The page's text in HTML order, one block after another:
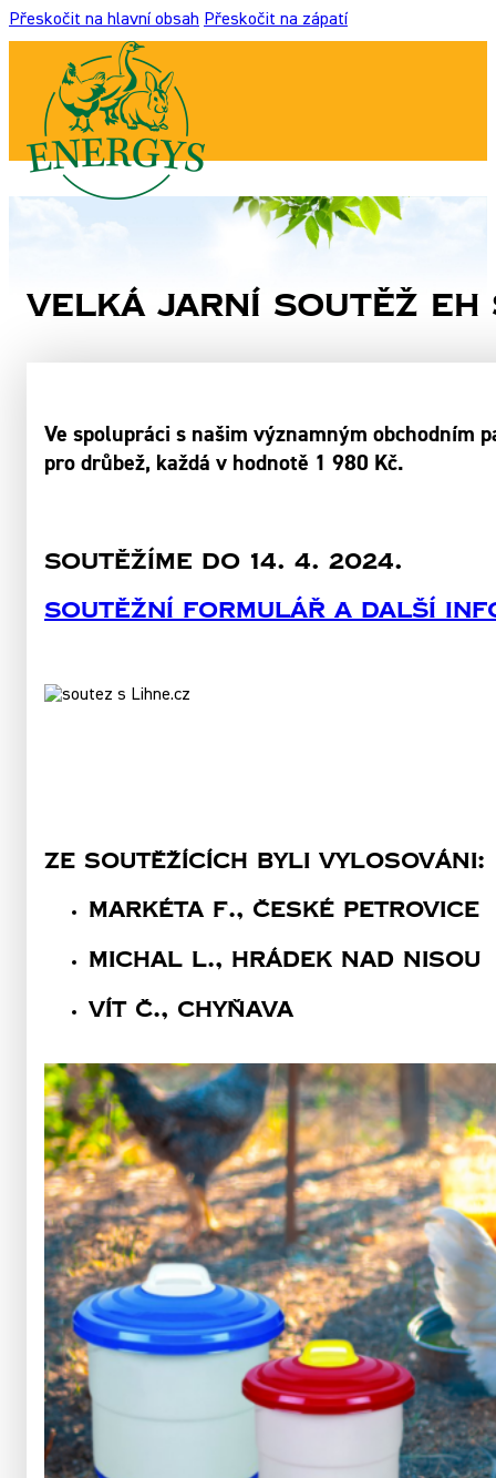
Přeskočit na hlavní obsah Přeskočit na zápatí
Velká jarní soutěž EH
Ve spolupráci s našim významným obchodním
pro drůbež, každá v hodnotě 1 980 Kč.
Soutěžíme do 14. 4. 2024.
Soutěžní formulář a další
Ze Soutěžících Byli Vylosováni:
Markéta F., České Petrovice
Michal L., Hrádek Nad Nisou
Vít Č., Chyňava